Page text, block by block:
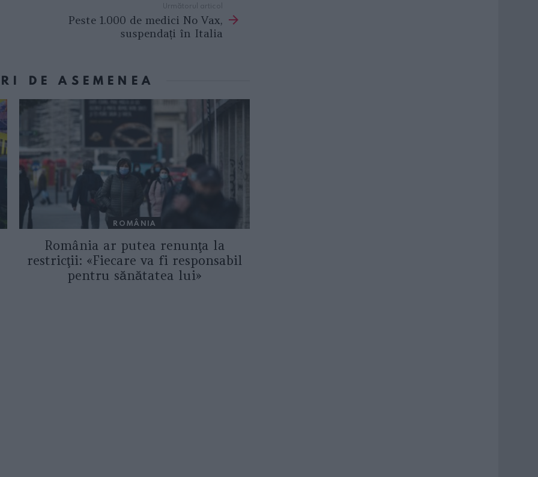
Următorul articol
Peste 1.000 de medici No Vax,
suspendați în Italia
DE ASEMENEA
ROMÂNIA
România ar putea renunţa la
restricţii: «Fiecare va fi responsabil
pentru sănătatea lui»